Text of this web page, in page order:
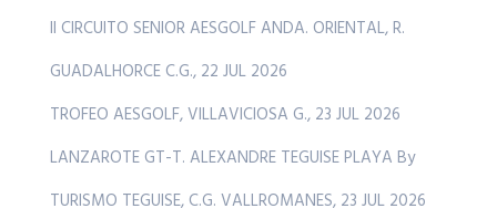
II CIRCUITO SENIOR AESGOLF ANDA. ORIENTAL, R.
GUADALHORCE C.G., 22 JUL 2026
TROFEO AESGOLF, VILLAVICIOSA G., 23 JUL 2026
LANZAROTE GT-T. ALEXANDRE TEGUISE PLAYA By
TURISMO TEGUISE, C.G. VALLROMANES, 23 JUL 2026